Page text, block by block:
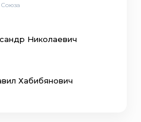
Союза
Николаевич
Хабибянович